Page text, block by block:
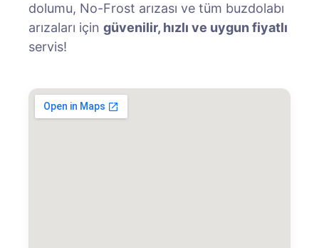
dolumu, No-Frost arızası ve tüm buzdolabı
arızaları için güvenilir, hızlı ve uygun fiyatlı
servis!